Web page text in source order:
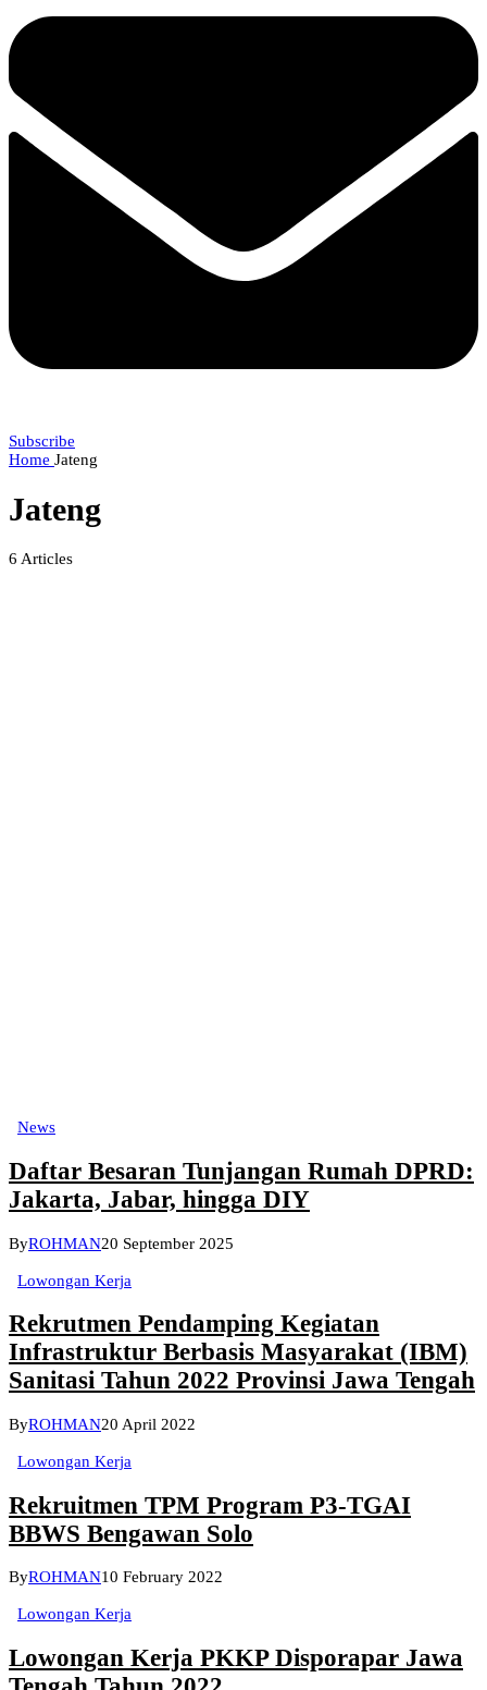
Subscribe
Home Jateng
Jateng
6 Articles
News
Daftar Besaran Tunjangan Rumah DPRD:
Jakarta, Jabar, hingga DIY
ByROHMAN20 September 2025
Lowongan Kerja
Rekrutmen Pendamping Kegiatan
Infrastruktur Berbasis Masyarakat (IBM)
Sanitasi Tahun 2022 Provinsi Jawa Tengah
ByROHMAN20 April 2022
Lowongan Kerja
Rekruitmen TPM Program P3-TGAI
BBWS Bengawan Solo
ByROHMAN10 February 2022
Lowongan Kerja
Lowongan Kerja PKKP Disporapar Jawa